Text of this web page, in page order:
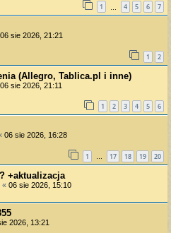
1 4 5 6 7
06 sie 2026, 21:21
1 2
(Allegro, Tablica.pl i inne)
06 sie 2026, 21:11
1 2 3 4 5 6
06 sie 2026, 16:28
1 … 17 18 19 20
+aktualizacja
« 06 sie 2026, 15:10
2026, 13:21